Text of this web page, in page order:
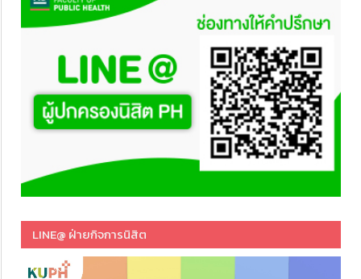
LINE@ ฝ่ายกิจการนิสิต